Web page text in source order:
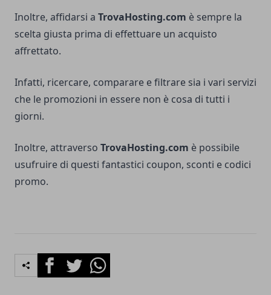
Inoltre, affidarsi a TrovaHosting.com è sempre la
scelta giusta prima di effettuare un acquisto
affrettato.
Infatti, ricercare, comparare e filtrare sia i vari servizi
che le promozioni in essere non è cosa di tutti i
giorni.
Inoltre, attraverso TrovaHosting.com è possibile
usufruire di questi fantastici coupon, sconti e codici
promo.
FacebookTwitterWhatsapp